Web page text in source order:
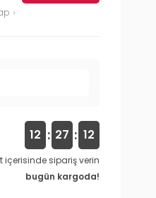
12 : 27 : 12
içerisinde sipariş verin
bugün kargoda!